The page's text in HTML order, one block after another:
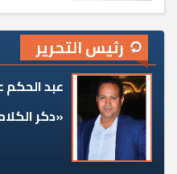
رئيس التحرير
عبد الحكم
«دكر